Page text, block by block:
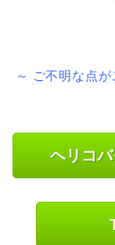
～ ご不明な点
ヘリコ